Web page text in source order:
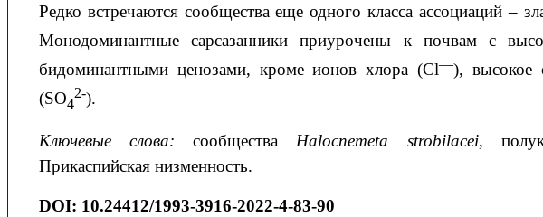
Редко встречаются сообщества еще одного класса ассоциаций ‒
Монодоминантные сарсазанники приурочены к почвам с
бидоминантными ценозами, кроме ионов хлора (Cl—), высокое
(SO4
2-).
Ключевые слова:сообщества Halocnemeta strobilacei,
Прикаспийская низменность.
DOI: 10.24412/1993-3916-2022-4-83-90